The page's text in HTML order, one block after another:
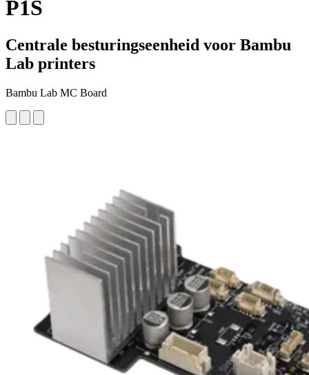
P1S
Centrale besturingseenheid voor Bambu
Lab printers
Bambu Lab MC Board